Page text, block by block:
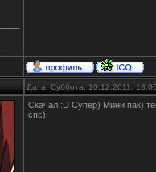
Дата: Суббота, 10.12.2011,
Скачал :D Супер) Мини пак)
спс)